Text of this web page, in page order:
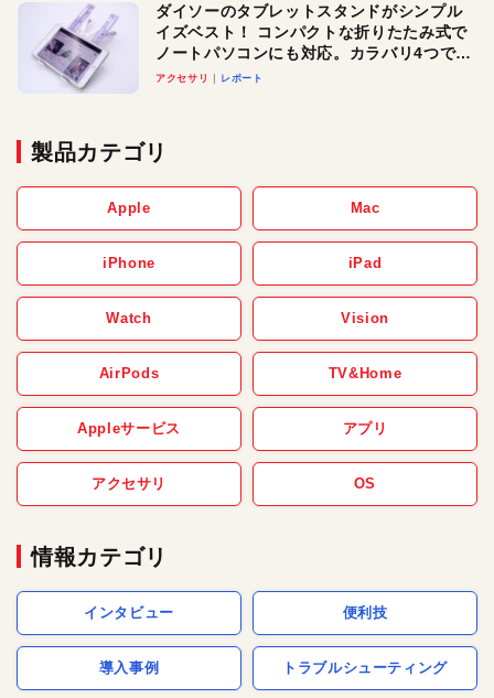
ダイソーのタブレットスタンドがシンプル
イズベスト！ コンパクトな折りたたみ式で
ノートパソコンにも対応。カラバリ4つで選
べる楽しさも
アクセサリ レポート
製品カテゴリ
Apple Mac
iPhone iPad
Watch Vision
AirPods TV&Home
Appleサービス アプリ
アクセサリ OS
情報カテゴリ
インタビュー 便利技
導入事例 トラブルシューティング